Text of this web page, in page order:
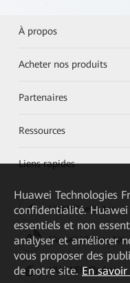
À propos
Acheter nos produits
Partenaires
Ressources
Liens rapides
HUAWEI eKit App
Huawei HiKnow App
HUAWEI eFly App
Huawei Technologies
confidentialité.
essentiels et non
analyser et améliorer
vous proposer des
de notre site. En